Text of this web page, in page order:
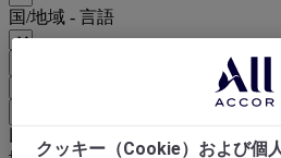
国/地域 - 言語
クッキー（Cookie）および個